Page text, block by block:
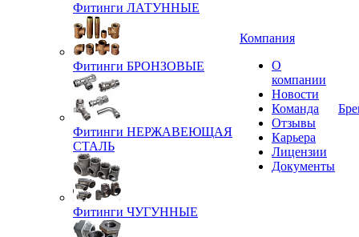
Фитинги ЛАТУННЫЕ
Фитинги БРОНЗОВЫЕ
Фитинги НЕРЖАВЕЮЩАЯ
СТАЛЬ
Фитинги ЧУГУННЫЕ
Компания
О
компании
Новости
Команда
Отзывы
Карьера
Лицензии
Документы